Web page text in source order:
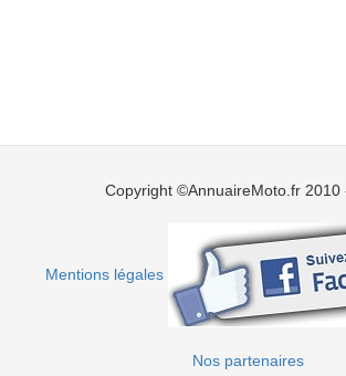
Copyright ©AnnuaireMoto.fr 2010
Mentions légales
Nos partenaires